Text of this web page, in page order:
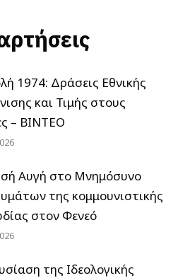
1974: Δράσεις Εθνικής
και Τιμής στους
– ΒΙΝΤΕΟ
Αυγή στο Μνημόσυνο
της κομμουνιστικής
στον Φενεό
της Ιδεολογικής